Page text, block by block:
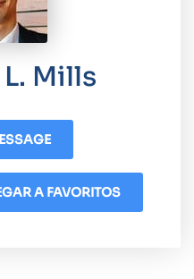
Mills
A FAVORITOS